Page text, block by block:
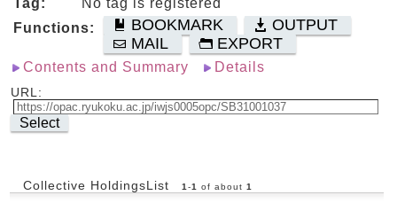
Tag:
No tag is registered
Functions:
BOOKMARK
OUTPUT
MAIL
EXPORT
Contents and Summary Details
URL:
Select
Collective HoldingsList 1 -1 of about 1